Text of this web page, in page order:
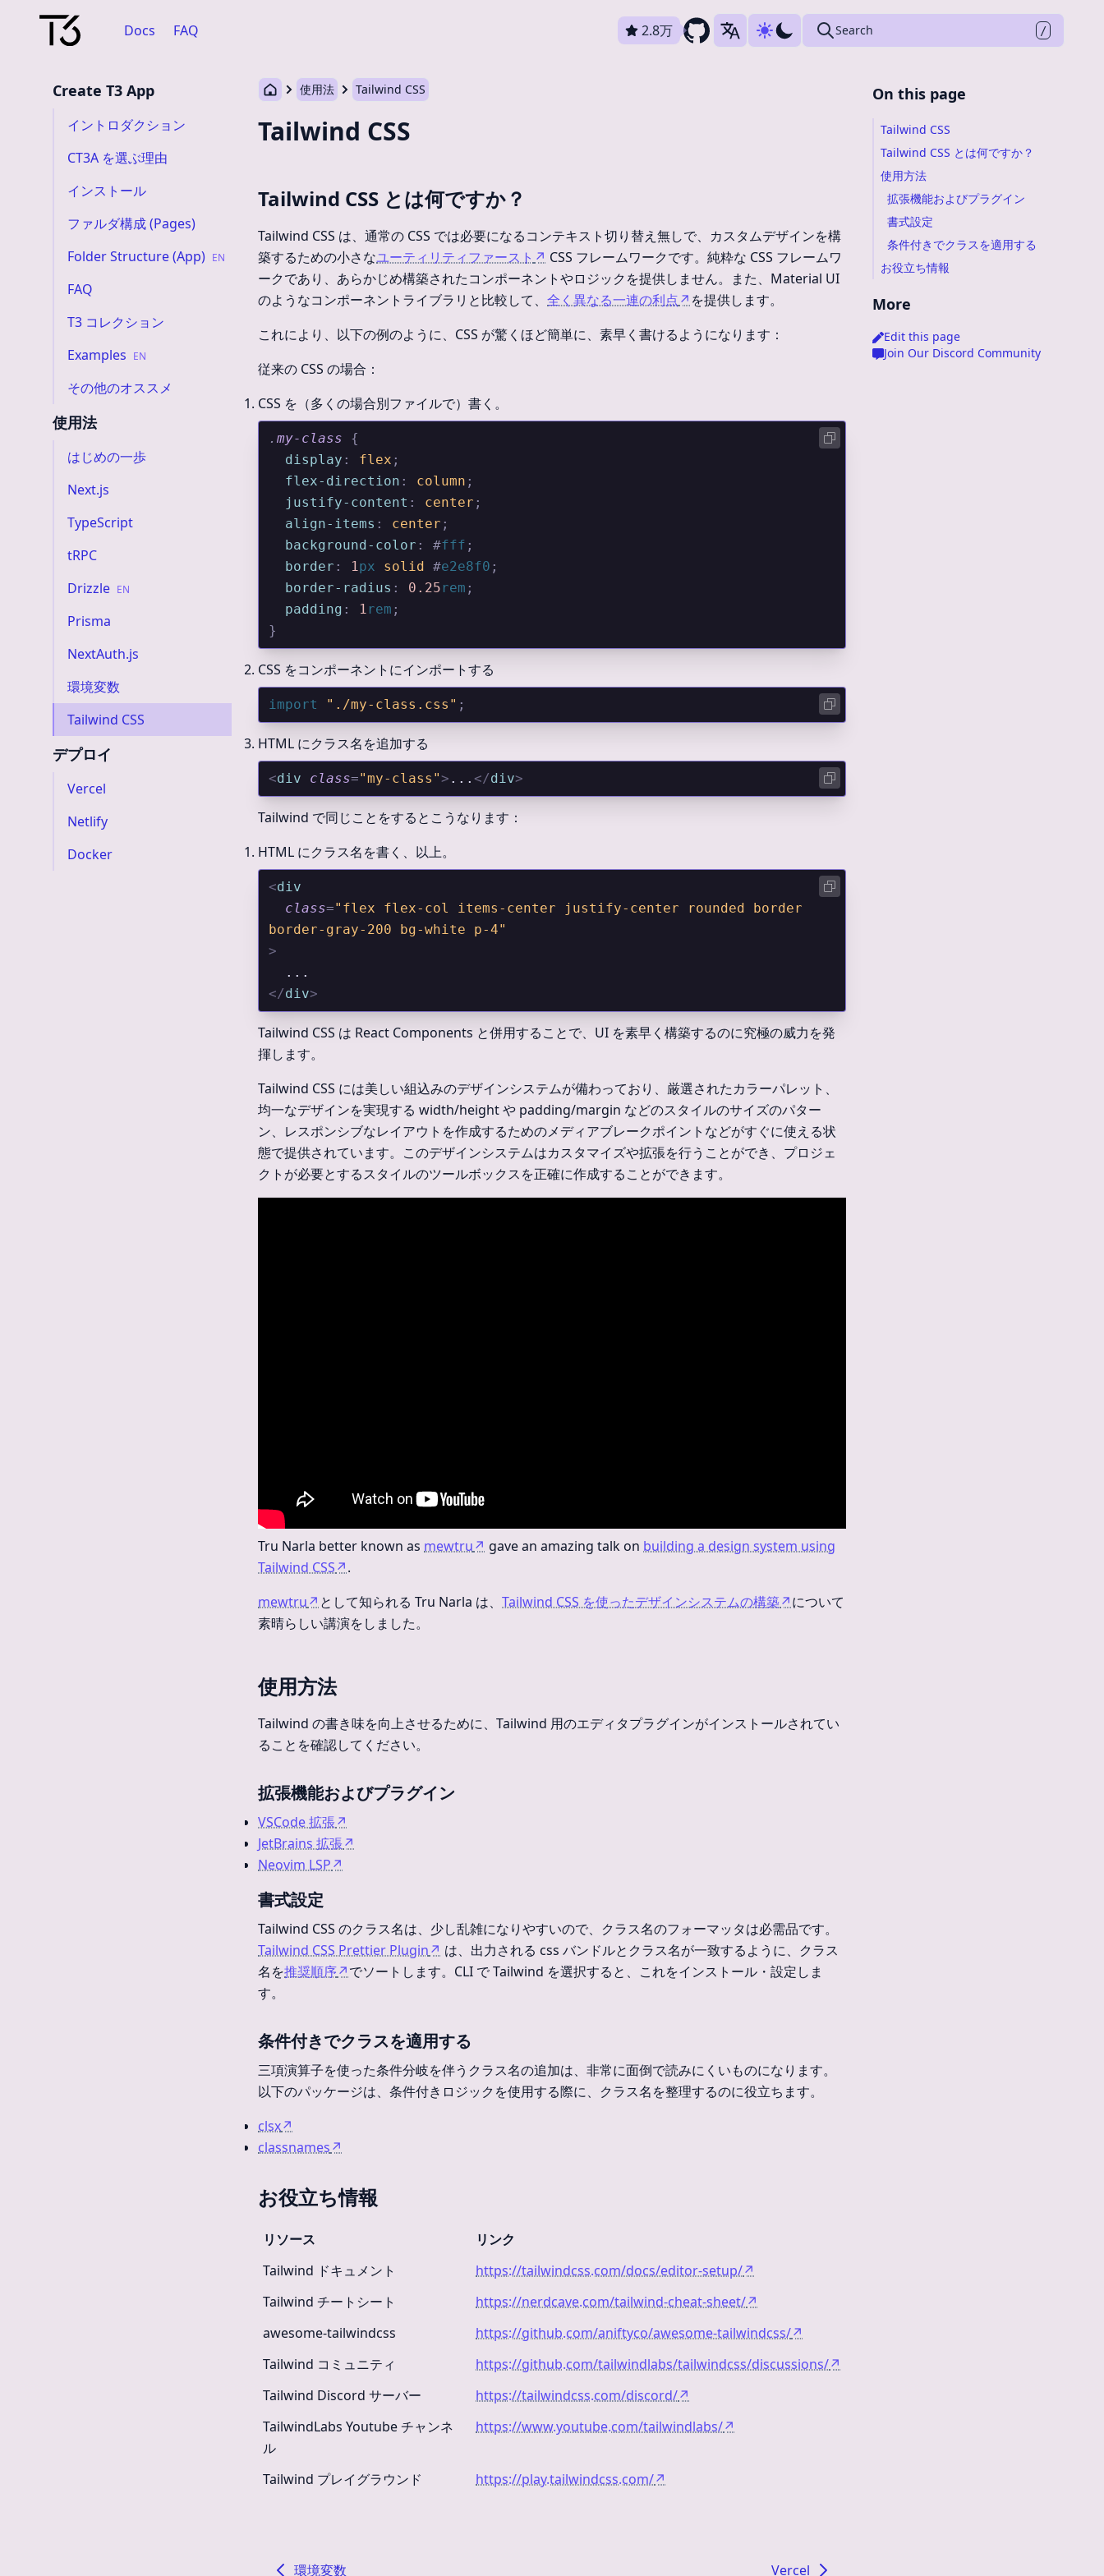
Docs FAQ 2.8万 Search Press
/to search
Create T3 App
イントロダクション
CT3A を選ぶ理由
インストール
ファルダ構成 (Pages)
Folder Structure (App) EN
FAQ
T3 コレクション
Examples EN
その他のオススメ
使用法
はじめの一歩
Next.js
TypeScript
tRPC
Drizzle EN
Prisma
NextAuth.js
環境変数
Tailwind CSS
デプロイ
Vercel
Netlify
Docker
使用法 Tailwind CSS
Tailwind CSS
Tailwind CSS とは何ですか？
Tailwind CSS は、通常の CSS では必要になるコンテキスト切り替え無しで、カスタムデザインを構
築するための小さなユーティリティファースト ↗ CSS フレームワークです。純粋な CSS フレームワ
ークであり、あらかじめ構築されたコンポーネントやロジックを提供しません。また、Material UI
のようなコンポーネントライブラリと比較して、 全く異なる一連の利点↗ を提供します。
これにより、以下の例のように、CSS が驚くほど簡単に、素早く書けるようになります：
従来の CSS の場合：
CSS を（多くの場合別ファイルで）書く。
. my-class {
  display
: flex ;
  flex-direction
: column ;
  justify-content
: center ;
  align-items
: center ;
  background-color
: #fff ;
  border
: 1px solid #e2e8f0 ;
  border-radius
: 0.25 rem ;
  padding
: 1 rem ;
}
CSS をコンポーネントにインポートする
import "./my-class.css" ;
HTML にクラス名を追加する
<div class="my-class"> ... </div>
Tailwind で同じことをするとこうなります：
HTML にクラス名を書く、以上。
<div
  class
="flex flex-col items-center justify-center rounded border
border-gray-200 bg-white p-4"
>
  ...
</div>
Tailwind CSS は React Components と併用することで、UI を素早く構築するのに究極の威力を発
揮します。
Tailwind CSS には美しい組込みのデザインシステムが備わっており、厳選されたカラーパレット、
均一なデザインを実現する width/height や padding/margin などのスタイルのサイズのパター
ン、レスポンシブなレイアウトを作成するためのメディアブレークポイントなどがすぐに使える状
態で提供されています。このデザインシステムはカスタマイズや拡張を行うことができ、プロジェ
クトが必要とするスタイルのツールボックスを正確に作成することができます。
Tru Narla better known as mewtru↗ gave an amazing talk on building a design system using
Tailwind CSS↗.
mewtru↗ として知られる Tru Narla は、 Tailwind CSS を使ったデザインシステムの構築↗について
素晴らしい講演をしました。
使用方法
Tailwind の書き味を向上させるために、Tailwind 用のエディタプラグインがインストールされてい
ることを確認してください。
拡張機能およびプラグイン
VSCode 拡張↗
JetBrains 拡張↗
Neovim LSP↗
書式設定
Tailwind CSS のクラス名は、少し乱雑になりやすいので、クラス名のフォーマッタは必需品です。
Tailwind CSS Prettier Plugin↗ は、出力される css バンドルとクラス名が一致するように、クラス
名を推奨順序↗でソートします。CLI で Tailwind を選択すると、これをインストール・設定しま
す。
条件付きでクラスを適用する
三項演算子を使った条件分岐を伴うクラス名の追加は、非常に面倒で読みにくいものになります。
以下のパッケージは、条件付きロジックを使用する際に、クラス名を整理するのに役立ちます。
clsx↗
classnames↗
お役立ち情報
リソース
リンク
Tailwind ドキュメント
https://tailwindcss.com/docs/editor-setup/↗
Tailwind チートシート
https://nerdcave.com/tailwind-cheat-sheet/↗
awesome-tailwindcss
https://github.com/aniftyco/awesome-tailwindcss/↗
Tailwind コミュニティ
https://github.com/tailwindlabs/tailwindcss/discussions/↗
Tailwind Discord サーバー
https://tailwindcss.com/discord/↗
TailwindLabs Youtube チャンネ
ル
https://www.youtube.com/tailwindlabs/↗
Tailwind プレイグラウンド https://play.tailwindcss.com/↗
環境変数 Vercel
On this page
Tailwind CSS
Tailwind CSS とは何ですか？
使用方法
拡張機能およびプラグイン
書式設定
条件付きでクラスを適用する
お役立ち情報
More
Edit this page
Join Our Discord Community